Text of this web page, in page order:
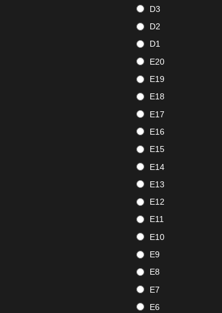
D3
D2
D1
E20
E19
E18
E17
E16
E15
E14
E13
E12
E11
E10
E9
E8
E7
E6